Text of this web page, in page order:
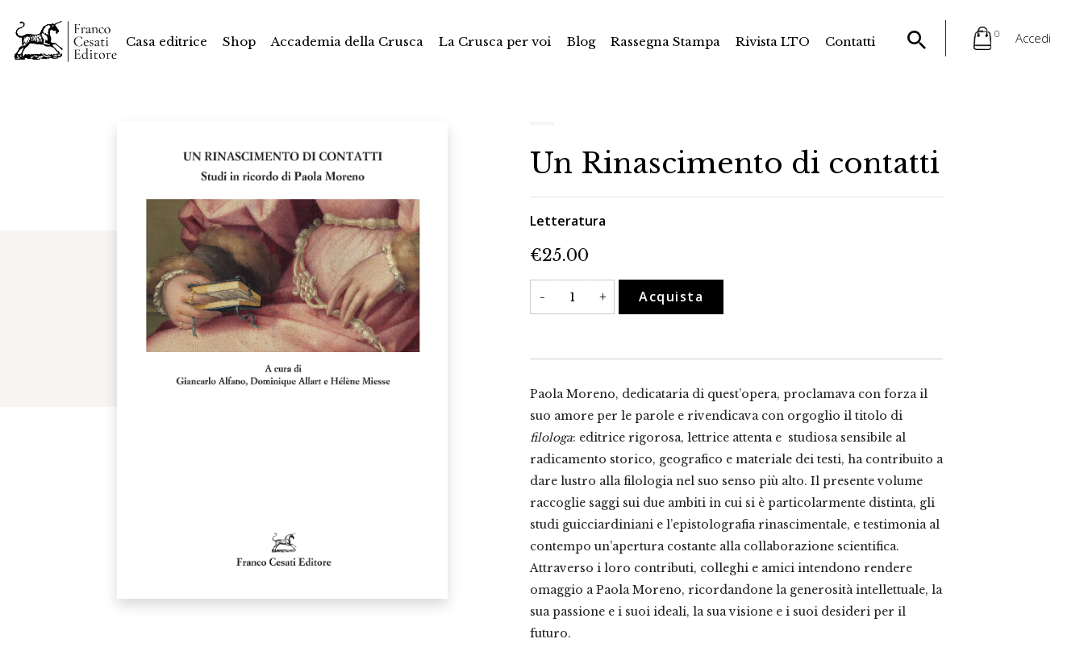
Casa editrice Shop Accademia della Crusca La Crusca per voi Blog Rassegna Stampa Rivista LTO Contatti
0 Accedi
Un Rinascimento di contatti
Letteratura
€25.00
-
Un
Rinascimento
di
+ Acquista
Paola Moreno, dedicataria di quest’opera, proclamava con forza il
suo amore per le parole e rivendicava con orgoglio il titolo di
filologa: editrice rigorosa, lettrice attenta e studiosa sensibile al
radicamento storico, geografico e materiale dei testi, ha contribuito a
dare lustro alla filologia nel suo senso più alto. Il presente volume
raccoglie saggi sui due ambiti in cui si è particolarmente distinta, gli
studi guicciardiniani e l’epistolografia rinascimentale, e testimonia al
contempo un’apertura costante alla collaborazione scientifica.
Attraverso i loro contributi, colleghi e amici intendono rendere
omaggio a Paola Moreno, ricordandone la generosità intellettuale, la
sua passione e i suoi ideali, la sua visione e i suoi desideri per il
futuro.